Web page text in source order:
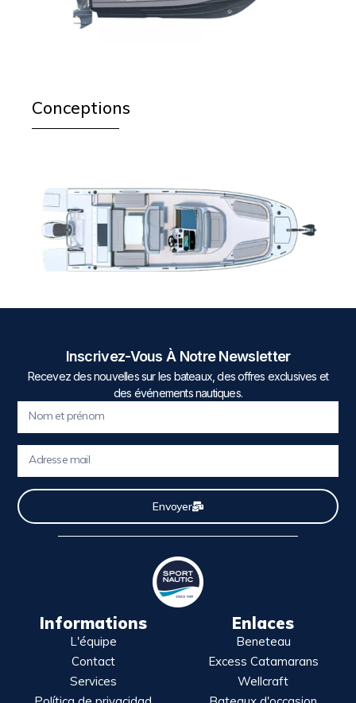
Conceptions
Inscrivez-Vous À Notre Newsletter
Recevez des nouvelles sur les bateaux, des offres exclusives et
des événements nautiques.
Envoyer
Informations
L'équipe
Contact
Services
Enlaces
Beneteau
Excess Catamarans
Wellcraft